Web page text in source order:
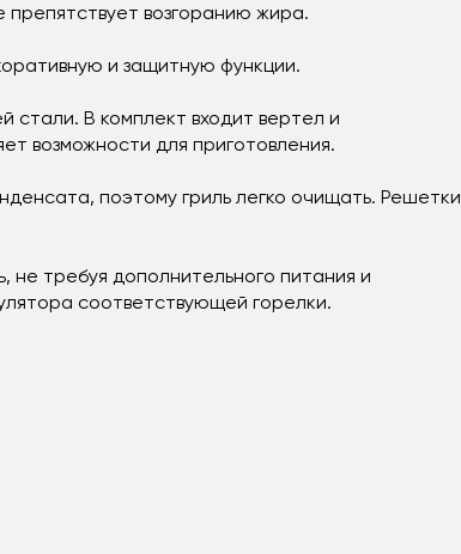
возгоранию жира.
и защитную функции.
В комплект входит вертел и
возможности для приготовления.
поэтому гриль легко очищать. Решетки
не требуя дополнительного питания и
соответствующей горелки.